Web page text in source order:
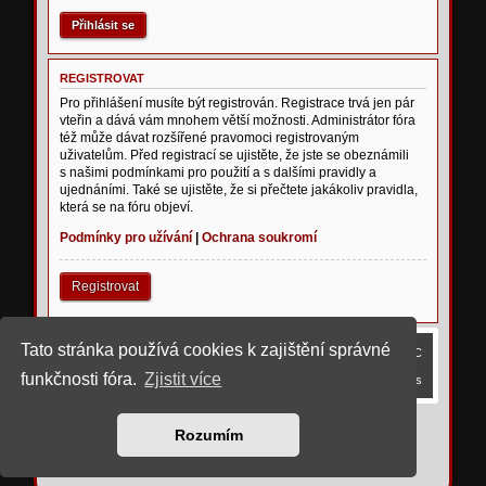
Tato stránka používá cookies k zajištění správné
funkčnosti fóra. Zjistit více
Rozumím
REGISTROVAT
Pro přihlášení musíte být registrován. Registrace trvá jen pár
vteřin a dává vám mnohem větší možnosti. Administrátor fóra
též může dávat rozšířené pravomoci registrovaným
uživatelům. Před registrací se ujistěte, že jste se obeznámili
s našimi podmínkami pro použití a s dalšími pravidly a
ujednáními. Také se ujistěte, že si přečtete jakákoliv pravidla,
která se na fóru objeví.
Podmínky pro užívání |Ochrana soukromí
Registrovat
Obsah fóra Všechny časy jsou v UTC
Smazat cookies
Kontaktujte nás